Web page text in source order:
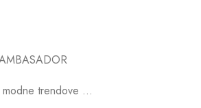
modne trendove …